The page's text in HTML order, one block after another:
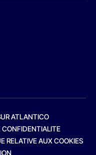
ATLANTICO
CONFIDENTIALITE
RELATIVE AUX COOKIES